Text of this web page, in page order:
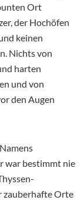
Ort
der Hochöfen
keinen
Nichts von
harten
und von
den Augen
war bestimmt nie
zauberhafte Orte